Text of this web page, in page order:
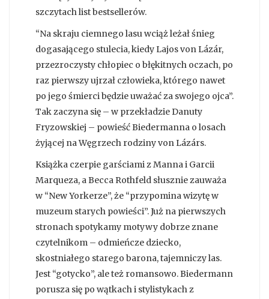
szczytach list bestsellerów.
“Na skraju ciemnego lasu wciąż leżał śnieg
dogasającego stulecia, kiedy Lajos von Lázár,
przezroczysty chłopiec o błękitnych oczach, po
raz pierwszy ujrzał człowieka, którego nawet
po jego śmierci będzie uważać za swojego ojca”.
Tak zaczyna się – w przekładzie Danuty
Fryzowskiej – powieść Biedermanna o losach
żyjącej na Węgrzech rodziny von Lázárs.
Książka czerpie garściami z Manna i Garcii
Marqueza, a Becca Rothfeld słusznie zauważa
w “New Yorkerze”, że “przypomina wizytę w
muzeum starych powieści”. Już na pierwszych
stronach spotykamy motywy dobrze znane
czytelnikom – odmieńcze dziecko,
skostniałego starego barona, tajemniczy las.
Jest “gotycko”, ale też romansowo. Biedermann
porusza się po wątkach i stylistykach z